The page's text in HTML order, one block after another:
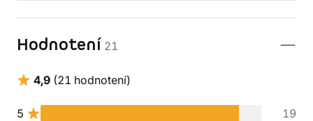
Hodnotení 21
4,9 (21 hodnotení)
5
19